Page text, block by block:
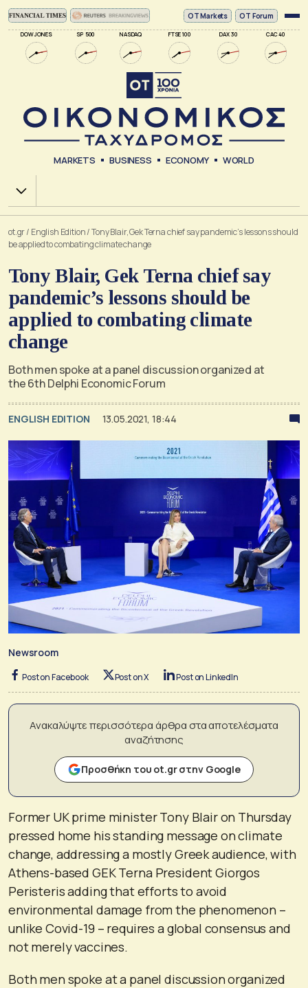
DOW JONES SP 500 NASDAQ FTSE 100 DAX 30 CAC 40
ΟΤ Markets OT Forum
MARKETS BUSINESS ECONOMY WORLD
Χ.Α.
ot.gr/ English Edition/Tony Blair, Gek Terna chief say pandemic’s lessons should
be applied to combating climate change
Tony Blair, Gek Terna chief say
pandemic’s lessons should be
applied to combating climate
change
Both men spoke at a panel discussion organized at
the 6th Delphi Economic Forum
ENGLISH EDITION 13.05.2021, 18:44
Newsroom
Post on Facebook Post on X Post on LinkedIn
Ανακαλύψτε περισσότερα άρθρα στα αποτελέσματα
αναζήτησης
Προσθήκη του ot.gr στην Google
Former UK prime minister Tony Blair on Thursday
pressed home his standing message on climate
change, addressing a mostly Greek audience, with
Athens-based GEK Terna President Giorgos
Peristeris adding that efforts to avoid
environmental damage from the phenomenon –
unlike Covid-19 – requires a global consensus and
not merely vaccines.
Both men spoke at a panel discussion organized